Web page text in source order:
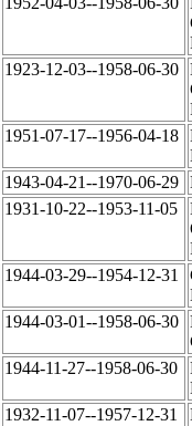
1923-12-03--1958-06-30
1951-07-17--1956-04-18
1943-04-21--1970-06-29
1931-10-22--1953-11-05
1944-03-29--1954-12-31
1944-03-01--1958-06-30
1944-11-27--1958-06-30
1932-11-07--1957-12-31